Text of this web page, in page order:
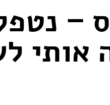
–
אותי